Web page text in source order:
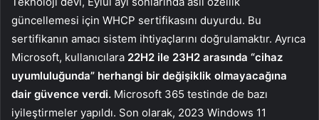
güncellemesi için WHCP sertifikasını duyurdu. Bu
sertifikanın amacı sistem ihtiyaçlarını doğrulamaktır. Ayrıca
Microsoft, kullanıcılara 22H2 ile 23H2 arasında “cihaz
uyumluluğunda” herhangi bir değişiklik olmayacağına
dair güvence verdi. Microsoft 365 testinde de bazı
iyileştirmeler yapıldı. Son olarak, 2023 Windows 11